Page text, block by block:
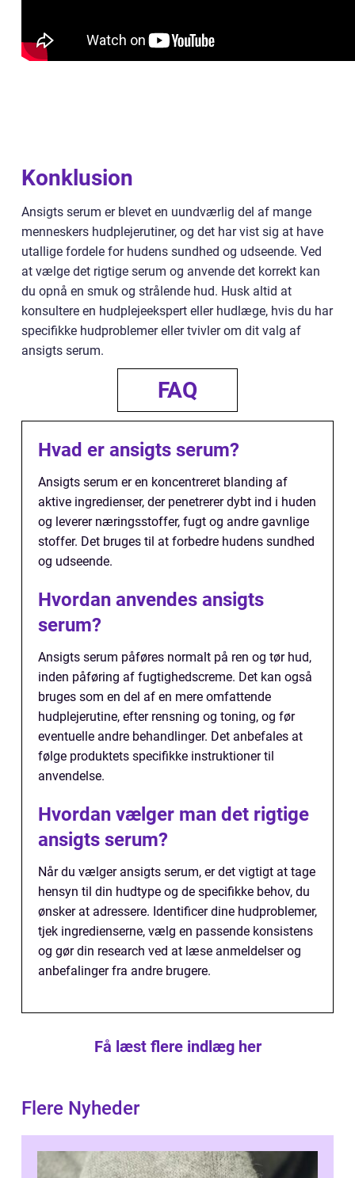
Konklusion
Ansigts serum er blevet en uundværlig del af mange
menneskers hudplejerutiner, og det har vist sig at have
utallige fordele for hudens sundhed og udseende. Ved
at vælge det rigtige serum og anvende det korrekt kan
du opnå en smuk og strålende hud. Husk altid at
konsultere en hudplejeekspert eller hudlæge, hvis du har
specifikke hudproblemer eller tvivler om dit valg af
ansigts serum.
FAQ
Hvad er ansigts serum?
Ansigts serum er en koncentreret blanding af
aktive ingredienser, der penetrerer dybt ind i huden
og leverer næringsstoffer, fugt og andre gavnlige
stoffer. Det bruges til at forbedre hudens sundhed
og udseende.
Hvordan anvendes ansigts
serum?
Ansigts serum påføres normalt på ren og tør hud,
inden påføring af fugtighedscreme. Det kan også
bruges som en del af en mere omfattende
hudplejerutine, efter rensning og toning, og før
eventuelle andre behandlinger. Det anbefales at
følge produktets specifikke instruktioner til
anvendelse.
Hvordan vælger man det rigtige
ansigts serum?
Når du vælger ansigts serum, er det vigtigt at tage
hensyn til din hudtype og de specifikke behov, du
ønsker at adressere. Identificer dine hudproblemer,
tjek ingredienserne, vælg en passende konsistens
og gør din research ved at læse anmeldelser og
anbefalinger fra andre brugere.
Få læst flere indlæg her
Flere Nyheder